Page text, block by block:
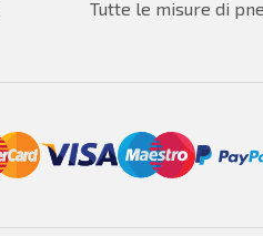
Tutte le misure di